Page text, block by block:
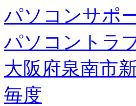
パソコンサポ
パソコントラ
大阪府泉南市
毎度